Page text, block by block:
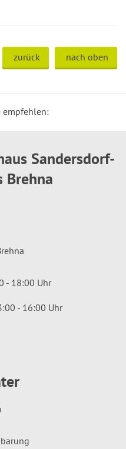
zurück nach oben
empfehlen:
Sandersdorf-
Brehna
- 18:00 Uhr
- 16:00 Uhr